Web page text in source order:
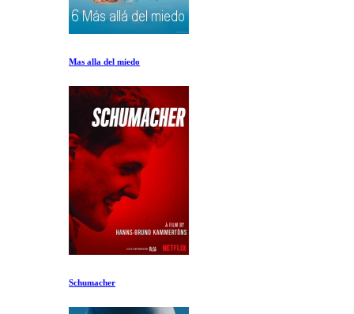
Mas alla del miedo
Schumacher